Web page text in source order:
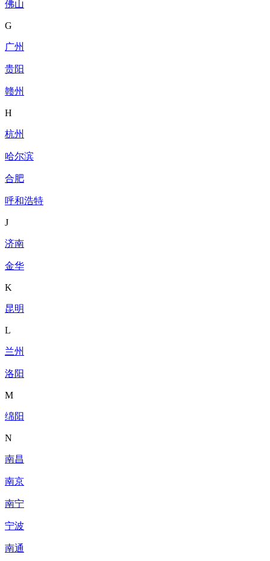
佛山
G
广州
贵阳
赣州
H
杭州
哈尔滨
合肥
呼和浩特
J
济南
金华
K
昆明
L
兰州
洛阳
M
绵阳
N
南昌
南京
南宁
宁波
南通